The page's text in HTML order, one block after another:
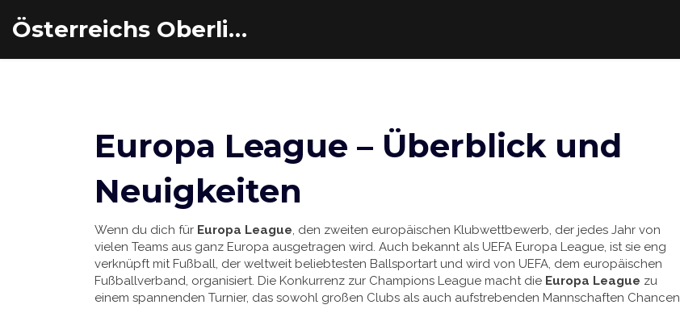
Österreichs Oberliga Eishockey
Europa League – Überblick und
Neuigkeiten
Wenn du dich für Europa League, den zweiten europäischen Klubwettbewerb, der jedes Jahr von
vielen Teams aus ganz Europa ausgetragen wird. Auch bekannt als UEFA Europa League, ist sie eng
verknüpft mit Fußball, der weltweit beliebtesten Ballsportartund wird von UEFA, dem europäischen
Fußballverband, organisiert. Die Konkurrenz zur Champions League macht die Europa League zu
einem spannenden Turnier, das sowohl großen Clubs als auch aufstrebenden Mannschaften Chancen